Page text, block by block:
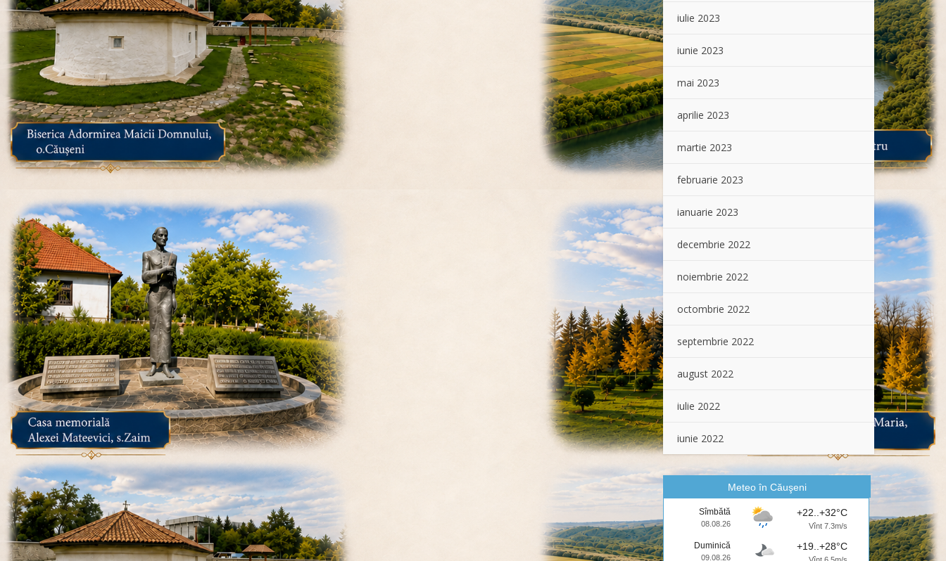
iulie 2023
iunie 2023
mai 2023
aprilie 2023
martie 2023
februarie 2023
ianuarie 2023
decembrie 2022
noiembrie 2022
octombrie 2022
septembrie 2022
august 2022
iulie 2022
iunie 2022
Meteo în Căuşeni
Sîmbătă
08.08.26
+22..+32°C
Vînt 7.3m/s
Duminică
09.08.26
+19..+28°C